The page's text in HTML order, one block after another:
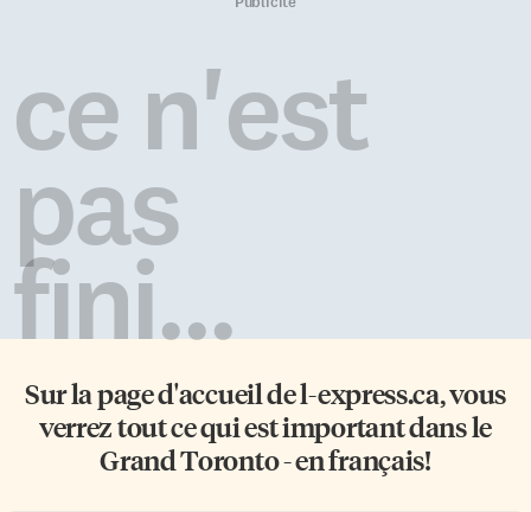
récession des années 1990. «En
cette période d’incertitude
économique, il est
particulièrement important de
gouvernail et de ne pas
compromettre les gains des 40
dernières années», […]
durant le mois de février»,
explique Jennifer. Ce stage
bilingue était une initiative
ce n'est
pas
fini...
Sur la page d'accueil del-express.ca, vous
verrez tout ce qui est important dans le
Grand Toronto - en français!